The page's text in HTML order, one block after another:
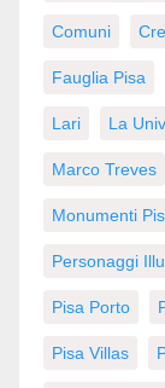
Comuni
Fauglia Pisa
Lari La
Marco Treves
Monumenti
Personaggi
Pisa Porto
Pisa Villas